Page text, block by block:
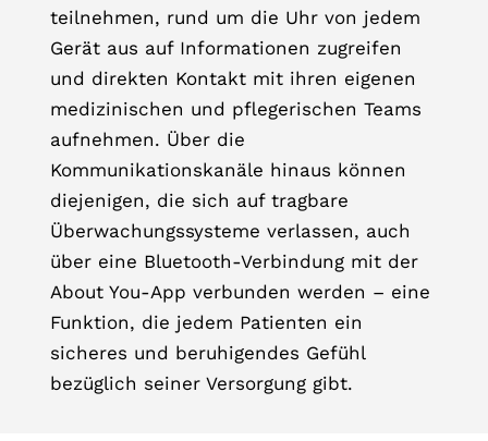
teilnehmen, rund um die Uhr von jedem
Gerät aus auf Informationen zugreifen
und direkten Kontakt mit ihren eigenen
medizinischen und pflegerischen Teams
aufnehmen. Über die
Kommunikationskanäle hinaus können
diejenigen, die sich auf tragbare
Überwachungssysteme verlassen, auch
über eine Bluetooth-Verbindung mit der
About You-App verbunden werden – eine
Funktion, die jedem Patienten ein
sicheres und beruhigendes Gefühl
bezüglich seiner Versorgung gibt.